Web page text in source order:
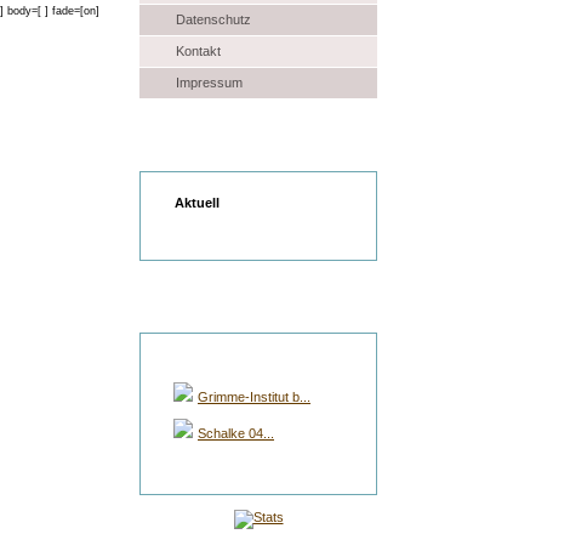
Datenschutz
Kontakt
Impressum
Aktuell
Grimme-Institut b...
Schalke 04...